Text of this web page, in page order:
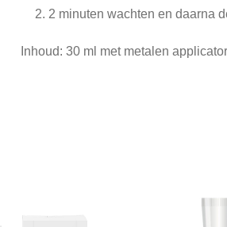
2 minuten wachten en daarna
Inhoud: 30 ml met metalen applicator